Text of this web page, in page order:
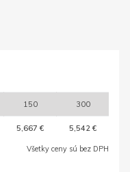
150 300
5,667 € 5,542 €
Všetky ceny sú bez DPH